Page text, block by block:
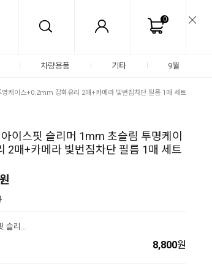
0
차량용품 기타 9월
케이스+0.2mm 강화유리 2매+카메라 빛번짐차단 필름 1매 세트
이스핏 슬리머 1mm 초슬림 투명케이
2매+카메라 빛번짐차단 필름 1매 세트
원
아이폰 15 Pro max 아이스핏 슬리머 1mm 초슬림 투명케이스+0.2mm 강화유리 2매+카메라 빛번짐차단 필름 1매 세트
8,800원